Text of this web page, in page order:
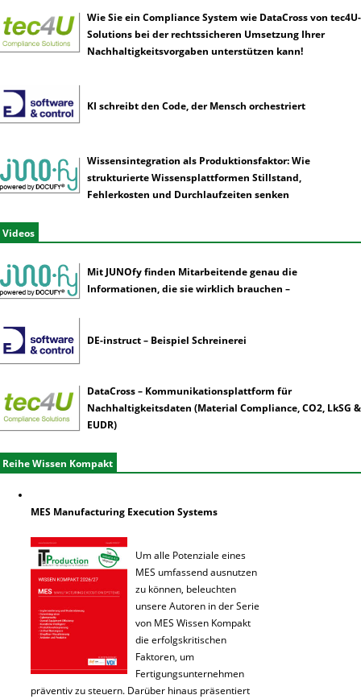
Wie Sie ein Compliance System wie DataCross von tec4U-
Solutions bei der rechtssicheren Umsetzung Ihrer
Nachhaltigkeitsvorgaben unterstützen kann!
KI schreibt den Code, der Mensch orchestriert
Wissensintegration als Produktionsfaktor: Wie
strukturierte Wissensplattformen Stillstand,
Fehlerkosten und Durchlaufzeiten senken
Videos
Mit JUNOfy finden Mitarbeitende genau die
Informationen, die sie wirklich brauchen –
DE-instruct – Beispiel Schreinerei
DataCross – Kommunikationsplattform für
Nachhaltigkeitsdaten (Material Compliance, CO2, LkSG &
EUDR)
Reihe Wissen Kompakt
MES Manufacturing Execution Systems
Um alle Potenziale eines
MES umfassend ausnutzen
zu können, beleuchten
unsere Autoren in der Serie
von MES Wissen Kompakt
die erfolgskritischen
Faktoren, um
Fertigungsunternehmen
präventiv zu steuern. Darüber hinaus präsentiert